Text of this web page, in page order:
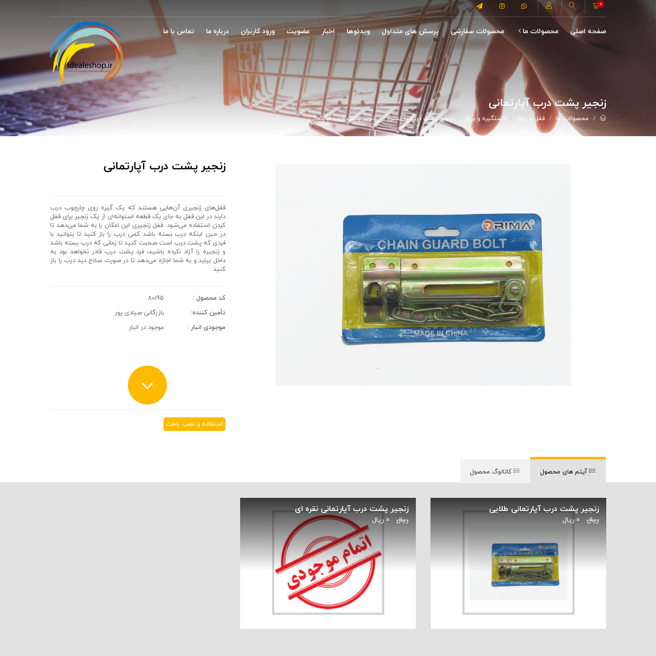
0
صفحه اصلی محصولات ما محصولات سفارشی پرسش های متداول ویدئوها اخبار عضویت ورود کاربران درباره ما تماس با ما
زنجیر پشت درب آپارتمانی
محصولات ما قفل و یراق دستگیره و یراق زنجیر پشت درب پارتمانی زنجیر پشت درب آپارتمانی
زنجیر پشت درب آپارتمانی
قفل‌های زنجیری آن‌هایی هستند که یک گیره روی چارچوب درب
دارند در این قفل به جای یک قطعه استوانه‌ای از یک زنجیر برای قفل
کردن استفاده می‌شود. قفل زنجیری این امکان را به شما می‌دهد تا
در حین اینکه درب بسته باشد کمی درب را باز کنید تا بتوانید با
فردی که پشت درب است صحبت کنید تا زمانی که درب بسته باشد
و زنجیره را آزاد نکرده باشید، فرد پشت درب قادر نخواهد بود به
داخل بیاید و به شما اجازه می‌دهد تا در صورت صلاح دید درب را باز
کنید
کد محصول :
80195
تأمین کننده:
بازرگانی صیادی پور
موجودی انبار :
موجود در انبار
استفاده و نصب راحت
آیتم های محصول کاتالوگ محصول
زنجیر پشت درب آپارتمانی طلایی
ریال 0 ریال
زنجیر پشت درب آپارتمانی نقره ای
ریال 0 ریال